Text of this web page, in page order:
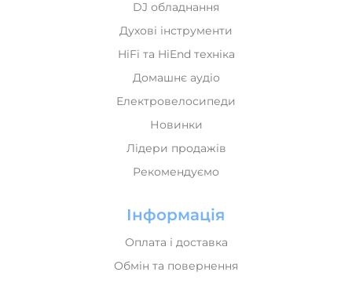
HiFi та HiEnd техніка
Домашнє аудіо
Електровелосипеди
Новинки
Лідери продажів
Рекомендуємо
Інформація
Обмін та повернення
Про нас
Мій кабінет